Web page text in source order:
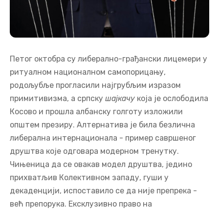
Петог октобра су либерално-грађански лицемери у
ритуалном националном самопорицању,
родољубље прогласили најгрубљим изразом
примитивизма, а српску шајкачу која је ослободила
Косово и прошла албанску голготу изложили
општем презиру. Алтернатива је била безлична
либерална интернационала - пример савршеног
друштва које одговара модерном тренутку.
Чињеница да се овакав модел друштва, једино
прихватљив Колективном западу, гуши у
декаденцији, испоставило се да није препрека -
већ препорука. Ексклузивно право на